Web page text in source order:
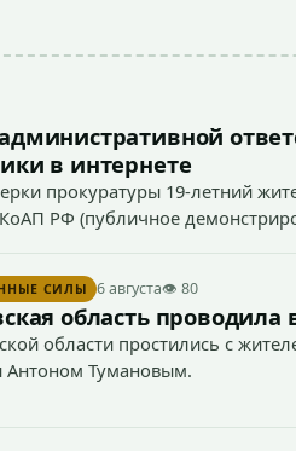
в интернете
прокуратуры 19-летний
КоАП РФ (публичное
СИЛЫ 6 августа👁 80
область
области простились с
Антоном Тумановым.